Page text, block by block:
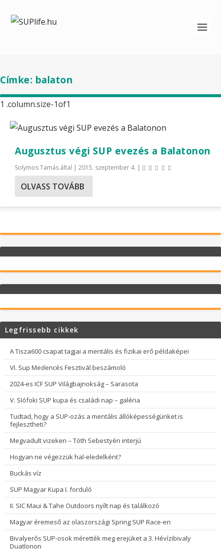
Címke: balaton
Augusztus végi SUP evezés a Balatonon
Solymos Tamás által | 2015. szeptember 4. |
OLVASS TOVÁBB
Legfrissebb cikkek
A Tisza600 csapat tagjai a mentális és fizikai erő példaképei
VI. Sup Medencés Fesztivál beszámoló
2024-es ICF SUP Világbajnokság – Sarasota
V. SIófoki SUP kupa és családi nap – galéria
Tudtad, hogy a SUP-ozás a mentális állóképességünket is
fejlesztheti?
Megvadult vizeken – Tóth Sebestyén interjú
Hogyan ne végezzük hal-eledelként?
Buckás víz
SUP Magyar Kupa I. forduló
II. SIC Maui & Tahe Outdoors nyílt nap és találkozó
Magyar éremeső az olaszországi Spring SUP Race-en
Bivalyerős SUP-osok mérették meg erejüket a 3. Hévízibivaly
Duatlonon